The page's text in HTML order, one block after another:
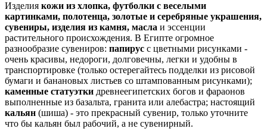
Изделия кожи из хлопка, футболки с веселыми
картинками, полотенца, золотые и серебряные украшения,
сувениры, изделия из камня, масла и эссенции
растительного происхождения. В Египте огромное
разнообразие сувениров: папирус с цветными рисунками -
очень красивы, недороги, долговечны, легки и удобны в
транспортировке (только остерегайтесь подделки из рисовой
бумаги и банановых листьев со штампованным рисунками);
каменные статуэтки древнеегипетских богов и фараонов
выполненные из базальта, гранита или алебастра; настоящий
кальян (шиша) - это прекрасный сувенир, только уточните
что бы кальян был рабочий, а не сувенирный.